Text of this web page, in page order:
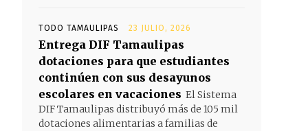
TODO TAMAULIPAS 23 JULIO, 2026
Entrega DIF Tamaulipas
dotaciones para que estudiantes
continúen con sus desayunos
escolares en vacaciones El Sistema
DIF Tamaulipas distribuyó más de 105 mil
dotaciones alimentarias a familias de